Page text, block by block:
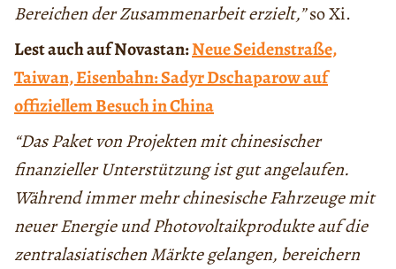
Bereichen der Zusammenarbeit erzielt,”so Xi.
Lest auch auf Novastan:Neue Seidenstraße,
Taiwan, Eisenbahn: Sadyr Dschaparow auf
offiziellem Besuch in China
“Das Paket von Projekten mit chinesischer
finanzieller Unterstützung ist gut angelaufen.
Während immer mehr chinesische Fahrzeuge mit
neuer Energie und Photovoltaikprodukte auf die
zentralasiatischen Märkte gelangen, bereichern